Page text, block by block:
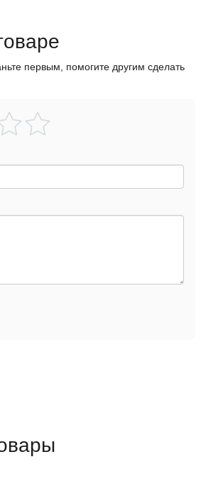
первым, помогите другим сделать